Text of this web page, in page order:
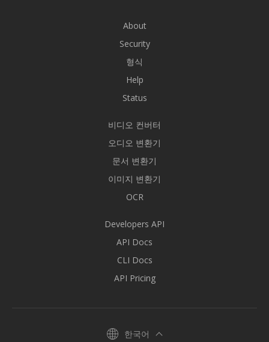
About
Security
형식
Help
Status
비디오 컨버터
오디오 변환기
문서 변환기
이미지 변환기
OCR
Developers API
API Docs
CLI Docs
API Pricing
한국어